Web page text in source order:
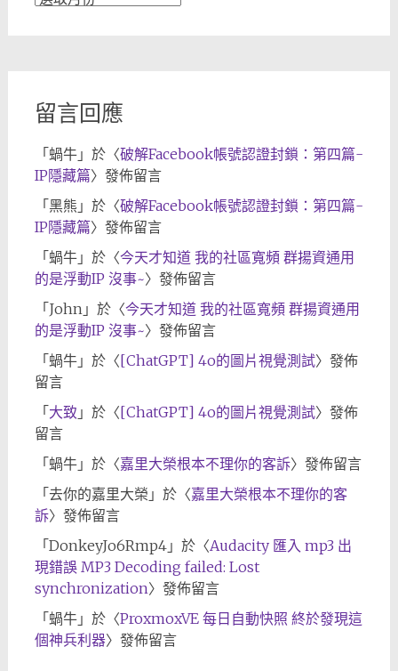
留言回應
「 蝸牛」於〈破解Facebook帳號認證封鎖：第四篇-
IP隱藏篇〉發佈留言
「 黑熊 」於〈破解Facebook帳號認證封鎖：第四篇-
IP隱藏篇〉發佈留言
「 蝸牛」於〈今天才知道 我的社區寬頻 群揚資通用
的是浮動IP 沒事~〉發佈留言
「 John」於〈今天才知道 我的社區寬頻 群揚資通用
的是浮動IP 沒事~〉發佈留言
「 蝸牛」於〈[ChatGPT] 4o的圖片視覺測試〉發佈
留言
「 大致 」於〈[ChatGPT] 4o的圖片視覺測試〉發佈
留言
「 蝸牛」於〈嘉里大榮根本不理你的客訴〉發佈留言
「 去你的嘉里大榮 」於〈嘉里大榮根本不理你的客
訴〉發佈留言
「 DonkeyJo6Rmp4」於〈Audacity 匯入 mp3 出
現錯誤 MP3 Decoding failed: Lost
synchronization〉發佈留言
「 蝸牛」於〈ProxmoxVE 每日自動快照 終於發現這
個神兵利器〉發佈留言